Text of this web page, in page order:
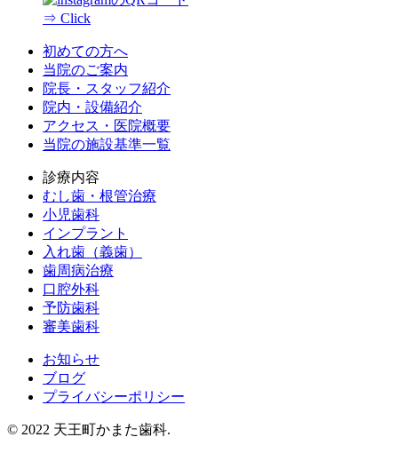
⇒ Click
初めての方へ
当院のご案内
院長・スタッフ紹介
院内・設備紹介
アクセス・医院概要
当院の施設基準一覧
診療内容
むし歯・根管治療
小児歯科
インプラント
入れ歯（義歯）
歯周病治療
口腔外科
予防歯科
審美歯科
お知らせ
ブログ
プライバシーポリシー
© 2022 天王町かまた歯科.